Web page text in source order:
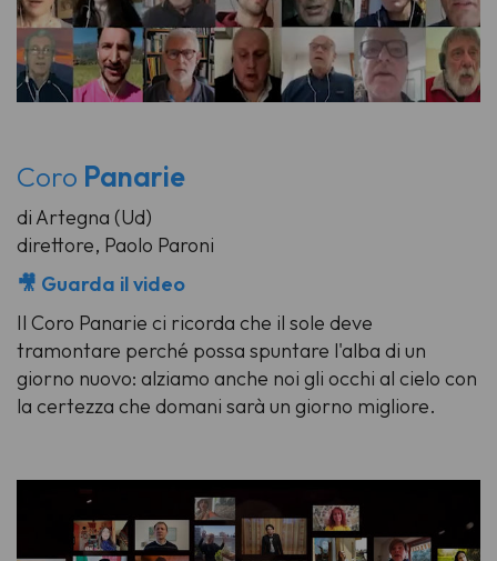
Coro Panarie
di Artegna (Ud)
direttore, Paolo Paroni
🎥 Guarda il video
Il Coro Panarie ci ricorda che il sole deve
tramontare perché possa spuntare l'alba di un
giorno nuovo: alziamo anche noi gli occhi al cielo con
la certezza che domani sarà un giorno migliore.